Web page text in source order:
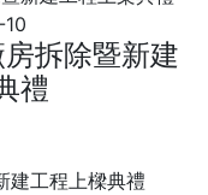
拆除暨新建
禮